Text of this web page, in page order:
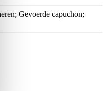
Gevoerde capuchon;